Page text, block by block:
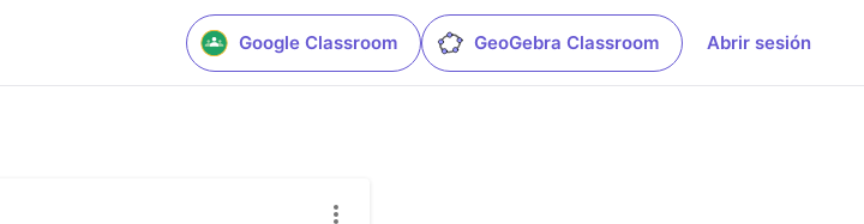
Google Classroom GeoGebra Classroom Abrir sesión